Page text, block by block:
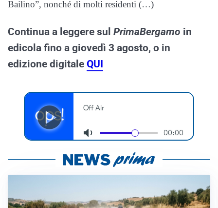
Bailino”, nonché di molti residenti (…)
Continua a leggere sul PrimaBergamo in
edicola fino a giovedì 3 agosto, o in
edizione digitale QUI